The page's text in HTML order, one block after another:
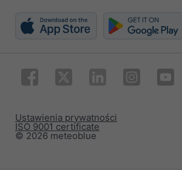
© 2026 meteoblue
ISO 9001 certificate
Ustawienia prywatności